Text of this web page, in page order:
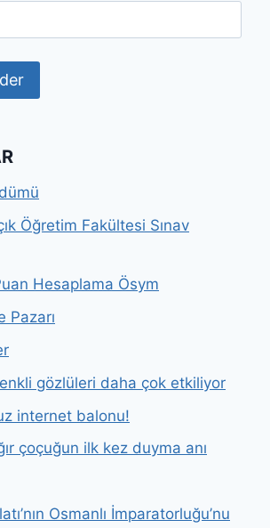
Öğretim Fakültesi Sınav
Hesaplama Ösym
Pazarı
renkli gözlüleri daha çok etkiliyor
internet balonu!
çoçuğun ilk kez duyma anı
Osmanlı İmparatorluğu’nu